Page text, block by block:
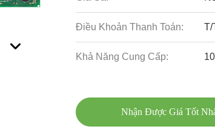
Điều Khoản Thanh Toán: T/
Khả Năng Cung Cấp:
Nhận Được Giá Tốt